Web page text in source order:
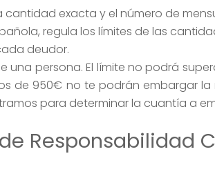
exacta y el número de
regula los límites de las
deudor.
persona. El límite no podrá
de 950€ no te podrán embargar la
para determinar la cuantía a
Responsabilidad